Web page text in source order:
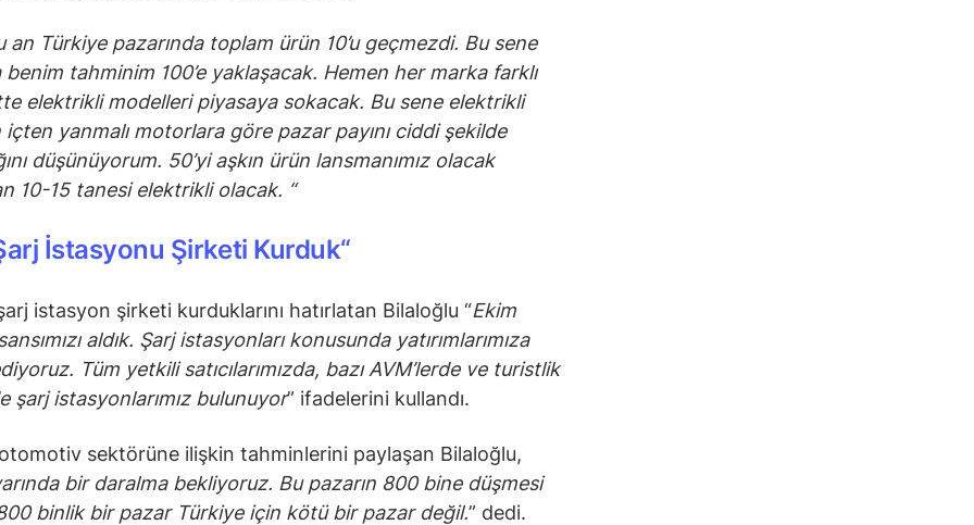
an Türkiye pazarında toplam ürün 10’u geçmezdi. Bu sene
tahminim 100’e yaklaşacak. Hemen her marka farklı
elektrikli modelleri piyasaya sokacak. Bu sene elektrikli
içten yanmalı motorlara göre pazar payını ciddi şekilde
düşünüyorum. 50’yi aşkın ürün lansmanımız olacak
10-15 tanesi elektrikli olacak. “
İstasyonu Şirketi Kurduk“
istasyon şirketi kurduklarını hatırlatan Bilaloğlu “Ekim
aldık. Şarj istasyonları konusunda yatırımlarımıza
Tüm yetkili satıcılarımızda, bazı AVM’lerde ve turistlik
şarj istasyonlarımız bulunuyor” ifadelerini kullandı.
sektörüne ilişkin tahminlerini paylaşan Bilaloğlu,
bir daralma bekliyoruz. Bu pazarın 800 bine düşmesi
binlik bir pazar Türkiye için kötü bir pazar değil.” dedi.